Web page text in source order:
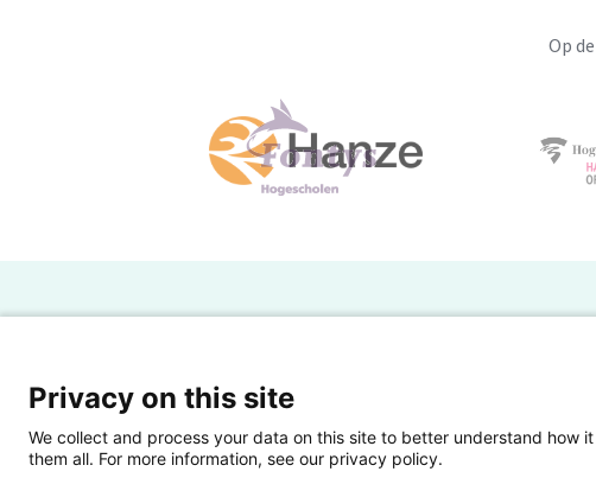
Op
Powered by SURF
Eigen
Privacy on this site
We collect and process your data on this site to better understand how
them all. For more information, see our privacy policy.